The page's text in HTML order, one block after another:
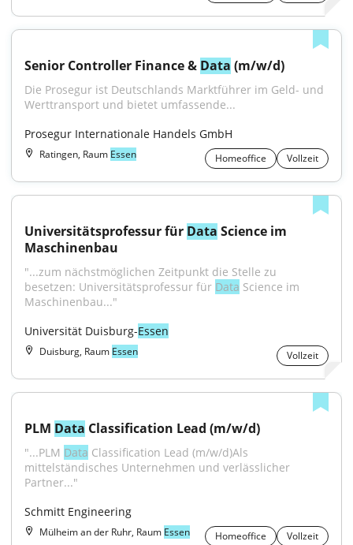
Senior Controller Finance & Data (m/w/d)
Die Prosegur ist Deutschlands Marktführer im Geld- und
Werttransport und bietet umfassende...
Prosegur Internationale Handels GmbH
Ratingen, Raum Essen Homeoffice Vollzeit
Universitätsprofessur für Data Science im
Maschinenbau
"...zum nächstmöglichen Zeitpunkt die Stelle zu
besetzen: Universitätsprofessur für Data Science im
Maschinenbau..."
Universität Duisburg-Essen
Duisburg, Raum Essen Vollzeit
PLM Data Classification Lead (m/w/d)
"...PLM Data Classification Lead (m/w/d)Als
mittelständisches Unternehmen und verlässlicher
Partner..."
Schmitt Engineering
Mülheim an der Ruhr, Raum Essen Homeoffice
Vollzeit